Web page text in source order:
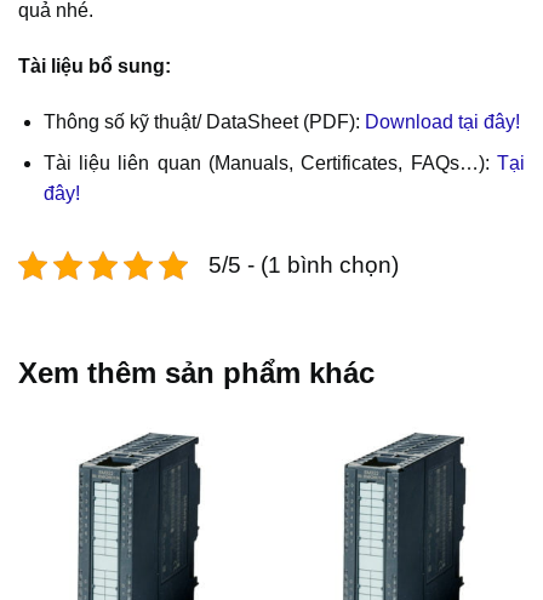
quả nhé.
Tài liệu bổ sung:
Thông số kỹ thuật/ DataSheet (PDF): Download tại đây!
Tài liệu liên quan (Manuals, Certificates, FAQs…): Tại
đây!
5/5 - (1 bình chọn)
Xem thêm sản phẩm khác